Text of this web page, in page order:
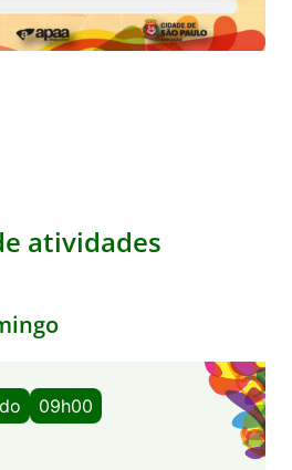
atividades
09h00